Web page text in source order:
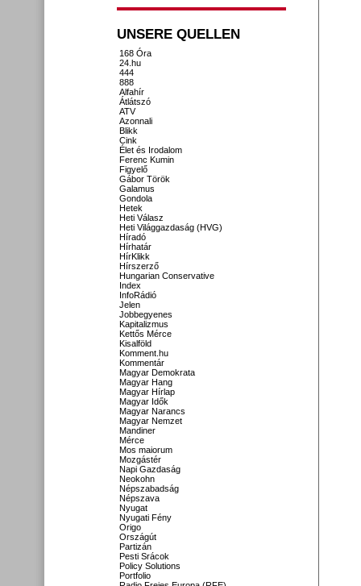
UNSERE QUELLEN
168 Óra
24.hu
444
888
Alfahír
Átlátszó
ATV
Azonnali
Blikk
Cink
Élet és Irodalom
Ferenc Kumin
Figyelő
Gábor Török
Galamus
Gondola
Hetek
Heti Válasz
Heti Világgazdaság (HVG)
Híradó
Hírhatár
HírKlikk
Hírszerző
Hungarian Conservative
Index
InfoRádió
Jelen
Jobbegyenes
Kapitalizmus
Kettős Mérce
Kisalföld
Komment.hu
Kommentár
Magyar Demokrata
Magyar Hang
Magyar Hírlap
Magyar Idők
Magyar Narancs
Magyar Nemzet
Mandiner
Mérce
Mos maiorum
Mozgástér
Napi Gazdaság
Neokohn
Népszabadság
Népszava
Nyugat
Nyugati Fény
Origo
Országút
Partizán
Pesti Srácok
Policy Solutions
Portfolio